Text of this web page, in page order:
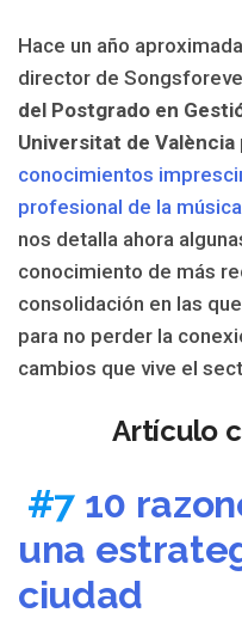
Hace un año
director de
del Postgrado en
Universitat de València
conocimientos
profesional de la música
nos detalla ahora
conocimiento de más
consolidación en las
para no perder la
cambios que vive el
Artículo
#7 10
una
ciudad